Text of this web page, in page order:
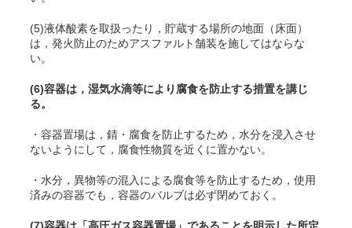
(5)液体酸素を取扱ったり，貯蔵する場所の地面（床面）
は，発火防止のためアスファルト舗装を施してはならな
い。
(6)容器は，湿気水滴等により腐食を防止する措置を講じ
る。
・容器置場は，錆・腐食を防止するため，水分を浸入させ
ないようにして，腐食性物質を近くに置かない。
・水分，異物等の混入による腐食等を防止するため，使用
済みの容器でも，容器のバルブは必ず閉めておく。